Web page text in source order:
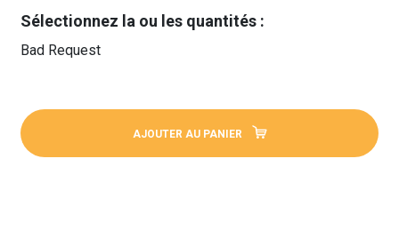
Sélectionnez la ou les quantités :
Bad Request
AJOUTER AU PANIER